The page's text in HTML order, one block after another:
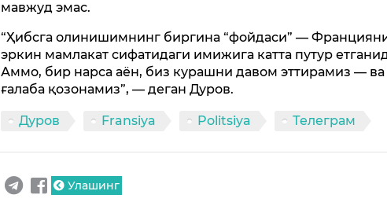
мавжуд эмас.
“Ҳибсга олинишимнинг биргина “фойдаси” —
эркин мамлакат сифатидаги имижига катта путур
Аммо, бир нарса аён, биз курашни давом эттирамиз — ва
ғалаба қозонамиз”, — деган Дуров.
Дуров Fransiya Politsiya Телеграм
Улашинг